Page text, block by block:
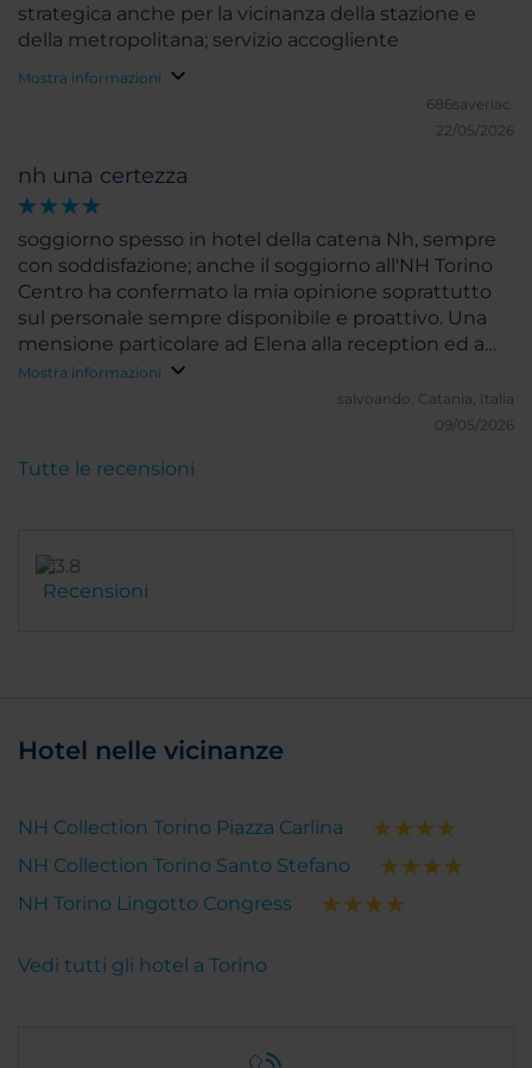
strategica anche per la vicinanza della stazione e
della metropolitana; servizio accogliente
Mostra informazioni
686saveriac.
22/05/2026
nh una certezza
soggiorno spesso in hotel della catena Nh, sempre
con soddisfazione; anche il soggiorno all'NH Torino
Centro ha confermato la mia opinione soprattutto
sul personale sempre disponibile e proattivo. Una
mensione particolare ad Elena alla reception ed a
Maria Lisa servizio ristorante/colazione. i
Mostra informazioni
salvoando. Catania, Italia
09/05/2026
Recensioni
Tutte le recensioni
Hotel nelle vicinanze
NH Collection Torino Piazza Carlina
NH Collection Torino Santo Stefano
NH Torino Lingotto Congress
Vedi tutti gli hotel a Torino